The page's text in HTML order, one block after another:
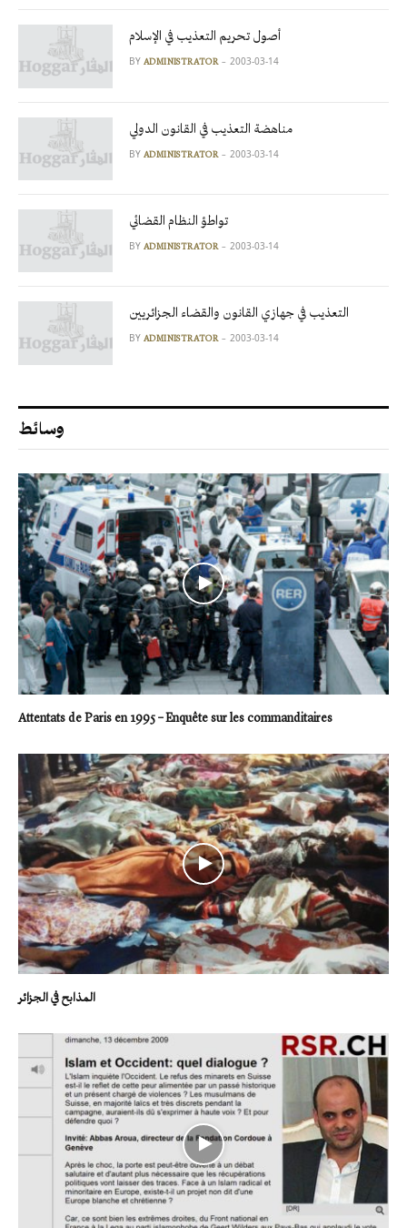
أصول تحريم التعذيب في الإسلام
BY ADMINISTRATOR 2003-03-14
مناهضة التعذيب في القانون الدولي
BY ADMINISTRATOR 2003-03-14
تواطؤ النظام القضائي
BY ADMINISTRATOR 2003-03-14
التعذيب في جهازي القانون والقضاء الجزائريين
BY ADMINISTRATOR 2003-03-14
وسائط
Attentats de Paris en 1995 – Enquête sur les commanditaires
المذابح في الجزائر